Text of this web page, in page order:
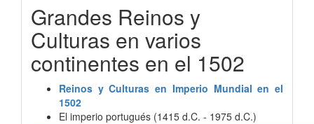
Grandes Reinos y
Culturas en varios
continentes en el 1502
Reinos y Culturas en Imperio Mundial en el
1502
El imperio portugués (1415 d.C. - 1975 d.C.)